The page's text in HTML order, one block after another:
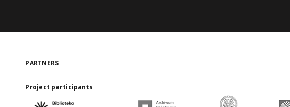
PARTNERS
Project participants